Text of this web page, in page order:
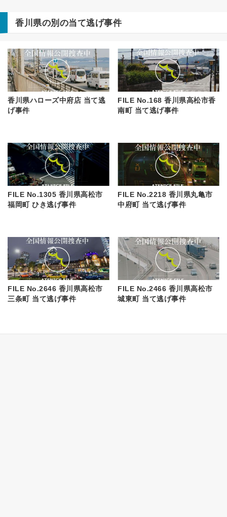
香川県の別の当て逃げ事件
香川県ハローズ中府店 当て逃
げ事件
FILE No.168 香川県高松市香
南町 当て逃げ事件
FILE No.1305 香川県高松市
福岡町 ひき逃げ事件
FILE No.2218 香川県丸亀市
中府町 当て逃げ事件
FILE No.2646 香川県高松市
三条町 当て逃げ事件
FILE No.2466 香川県高松市
城東町 当て逃げ事件